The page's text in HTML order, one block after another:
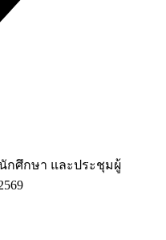
กศึกษา และประชุมผู้